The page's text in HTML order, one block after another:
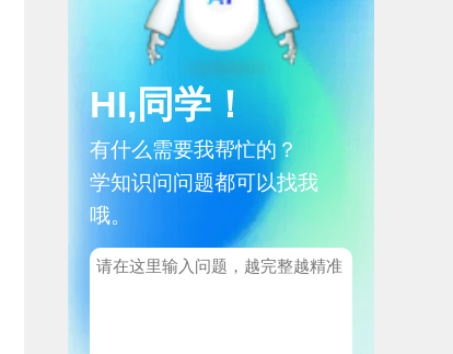
HI,同学！
有什么需要我帮忙的？
学知识问问题都可以找我
哦。